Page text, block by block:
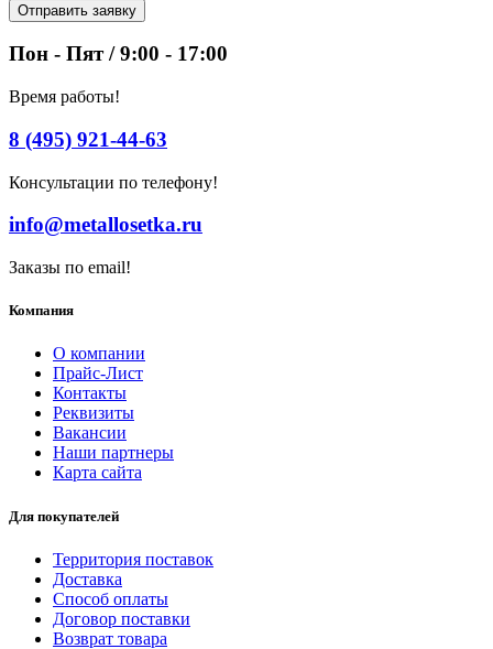
Отправить заявку
Пон - Пят / 9:00 - 17:00
Время работы!
8 (495) 921-44-63
Консультации по телефону!
info@metallosetka.ru
Заказы по email!
Компания
О компании
Прайс-Лист
Контакты
Реквизиты
Вакансии
Наши партнеры
Карта сайта
Для покупателей
Территория поставок
Доставка
Способ оплаты
Договор поставки
Возврат товара